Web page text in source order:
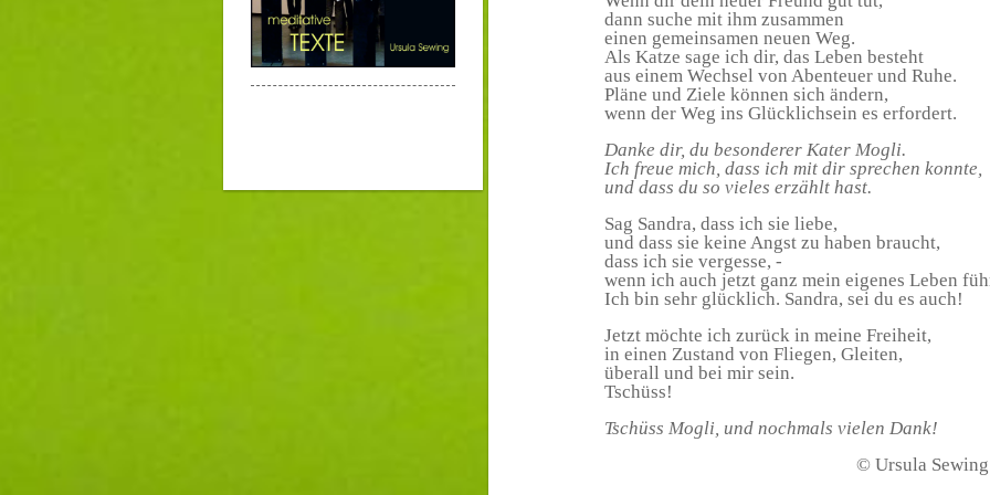
dann suche mit ihm zusammen
einen gemeinsamen neuen Weg.
Als Katze sage ich dir, das Leben besteht
aus einem Wechsel von Abenteuer und Ruhe.
Pläne und Ziele können sich ändern,
wenn der Weg ins Glücklichsein es erfordert.
Danke dir, du besonderer Kater Mogli.
Ich freue mich, dass ich mit dir sprechen konnte,
und dass du so vieles erzählt hast.
Sag Sandra, dass ich sie liebe,
und dass sie keine Angst zu haben braucht,
dass ich sie vergesse, -
wenn ich auch jetzt ganz mein eigenes Leben
Ich bin sehr glücklich. Sandra, sei du es auch!
Jetzt möchte ich zurück in meine Freiheit,
in einen Zustand von Fliegen, Gleiten,
überall und bei mir sein.
Tschüss!
Tschüss Mogli, und nochmals vielen Dank!
© Ursula Sewing